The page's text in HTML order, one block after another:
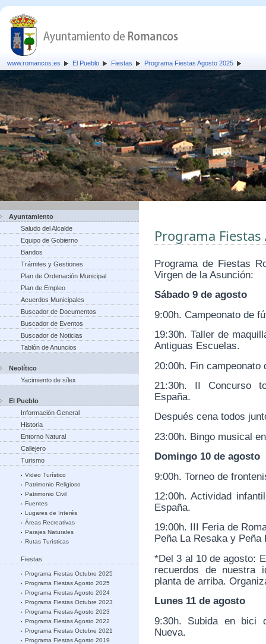
www.romancos.es El Pueblo Fiestas Programa Fiestas Agosto 2025
Ayuntamiento
Saludo del Alcalde
Equipo de Gobierno
Bandos
Trámites y Gestiones
Plan de Ordenación Municipal
Plan de Empleo
Acuerdos Municipales
Buscador de Documentos
Buscador de Eventos
Buscador de Noticias
Tablón de Anuncios
Neolítico
Yacimiento de sílex
El Pueblo
Información General
Historia
Entorno Natural
Callejero
Turismo
Video Turístico
Patrimonio Religioso
Patrimonio Civil
Fuentes
Lugares de Interés
Áreas Recreativas
Parajes Naturales
Rutas Turísticas
Fiestas
Programa Fiestas Octubre 2025
Programa Fiestas Agosto 2025
Programa Fiestas Agosto 2024
Programa Fiestas Octubre 2023
Programa Fiestas Agosto 2023
Programa Fiestas Agosto 2022
Programa Fiestas Octubre 2021
Programa Fiestas Agosto 2019
Programa
Programa de Fiestas
Virgen de la Asunción:
Sábado 9 de agosto
9:00h. Campeonato de
19:30h. Taller de
Antiguas Escuelas.
20:00h. Fin campeonato
21:30h. II Concurso
España.
Después cena todos
23:00h. Bingo musical
Domingo 10 de agosto
9:00h. Torneo de
12:00h. Actividad
España.
19:00h. III Feria de
Peña La Resaka y Peña
*Del 3 al 10 de agosto:
recuerdos de nuestra
planta de arriba.
Lunes 11 de agosto
9:30h. Subida en bici
Nueva.